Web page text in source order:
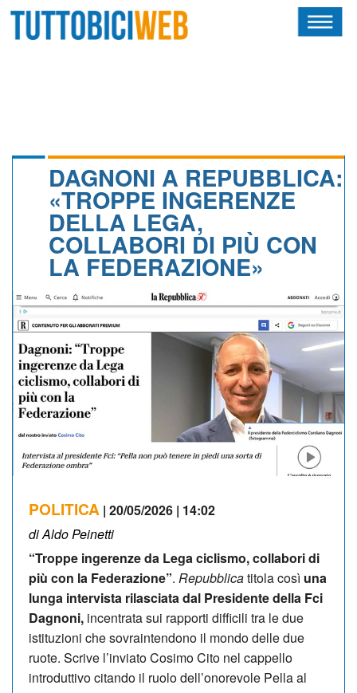
CALENDARIO
ALBI D'ORO
NEWSLETTER
DAGNONI A REPUBBLICA:
«TROPPE INGERENZE
DELLA LEGA,
COLLABORI DI PIÙ CON
LA FEDERAZIONE»
POLITICA | 20/05/2026 | 14:02
di Aldo Peinetti
“Troppe ingerenze da Lega ciclismo, collabori di
più con la Federazione”. Repubblicatitola così una
lunga intervista rilasciata dal Presidente della Fci
Dagnoni, incentrata sui rapporti difficili tra le due
istituzioni che sovraintendono il mondo delle due
ruote. Scrive l’inviato Cosimo Cito nel cappello
introduttivo citando il ruolo dell’onorevole Pella al